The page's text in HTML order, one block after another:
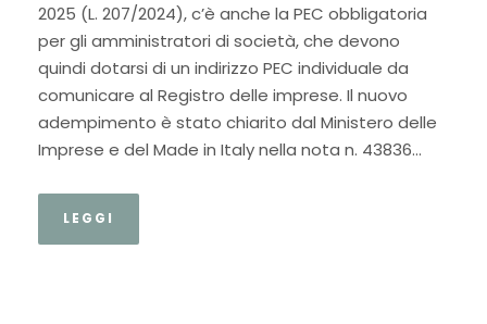
2025 (L. 207/2024), c’è anche la PEC obbligatoria
per gli amministratori di società, che devono
quindi dotarsi di un indirizzo PEC individuale da
comunicare al Registro delle imprese. Il nuovo
adempimento è stato chiarito dal Ministero delle
Imprese e del Made in Italy nella nota n. 43836...
LEGGI